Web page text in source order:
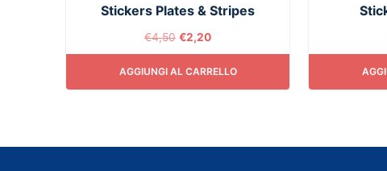
Stickers Plates & Stripes
€4,50 €2,20
AGGIUNGI AL CARRELLO